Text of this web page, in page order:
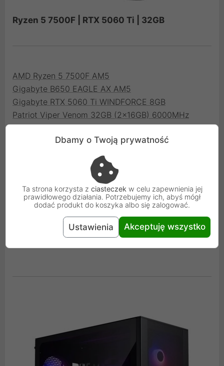
Ryzen 5 7500F | RTX 5060 Ti | 32GB
AMD Ryzen 5 7500F AM5
Gigabyte B650 EAGLE AX AM5
Gigabyte RTX 5060 Ti WINDFORCE 8GB
Patriot Viper Venom 32GB (2x16GB) 6000MHz
CL30
Patriot Viper VP4300 Lite 1TB M.2 PCIe NVMe Gen4
Phanteks XT Pro Ultra TG ARGB
Arctic Freezer 36 ARGB
Phanteks AMP GH 750W 80+Gold PCIe 5.1 ATX 3.1
Sprawdź gotowy koszyk
*alternatywne obudowy: Phanteks XT Pro
Dbamy o Twoją prywatność
Ta strona korzysta z ciasteczek w celu zapewnienia jej
prawidłowego działania. Potrzebujemy ich, abyś mógł
dodać produkt do koszyka albo się zalogować.
Ustawienia Akceptuję wszystko